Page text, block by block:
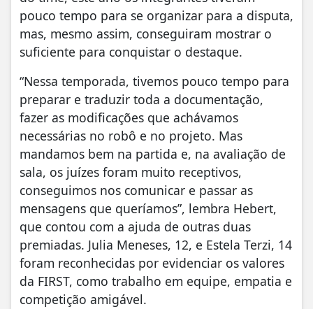
pouco tempo para se organizar para a disputa,
mas, mesmo assim, conseguiram mostrar o
suficiente para conquistar o destaque.
“Nessa temporada, tivemos pouco tempo para
preparar e traduzir toda a documentação,
fazer as modificações que achávamos
necessárias no robô e no projeto. Mas
mandamos bem na partida e, na avaliação de
sala, os juízes foram muito receptivos,
conseguimos nos comunicar e passar as
mensagens que queríamos”, lembra Hebert,
que contou com a ajuda de outras duas
premiadas. Julia Meneses, 12, e Estela Terzi, 14
foram reconhecidas por evidenciar os valores
da FIRST, como trabalho em equipe, empatia e
competição amigável.